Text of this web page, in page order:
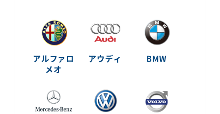
アルファロ
メオ
アウディ BMW